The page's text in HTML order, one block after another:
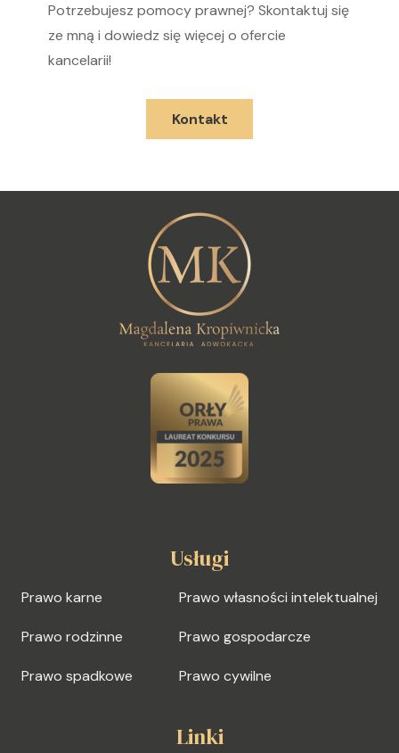
Potrzebujesz pomocy prawnej? Skontaktuj się
ze mną i dowiedz się więcej o ofercie
kancelarii!
Kontakt
Usługi
Prawo karne
Prawo rodzinne
Prawo spadkowe
Prawo własności intelektualnej
Prawo gospodarcze
Prawo cywilne
Linki